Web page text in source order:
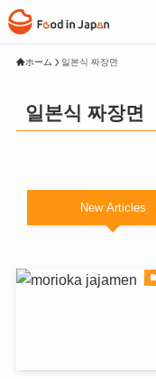
ホーム 일본식 짜장면
일본식 짜장면
New Articles